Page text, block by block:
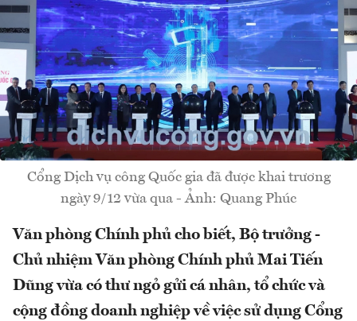
Cổng Dịch vụ công Quốc gia đã được khai trương
ngày 9/12 vừa qua - Ảnh: Quang Phúc
Văn phòng Chính phủ cho biết, Bộ trưởng -
Chủ nhiệm Văn phòng Chính phủ Mai Tiến
Dũng vừa có thư ngỏ gửi cá nhân, tổ chức và
cộng đồng doanh nghiệp về việc sử dụng Cổng